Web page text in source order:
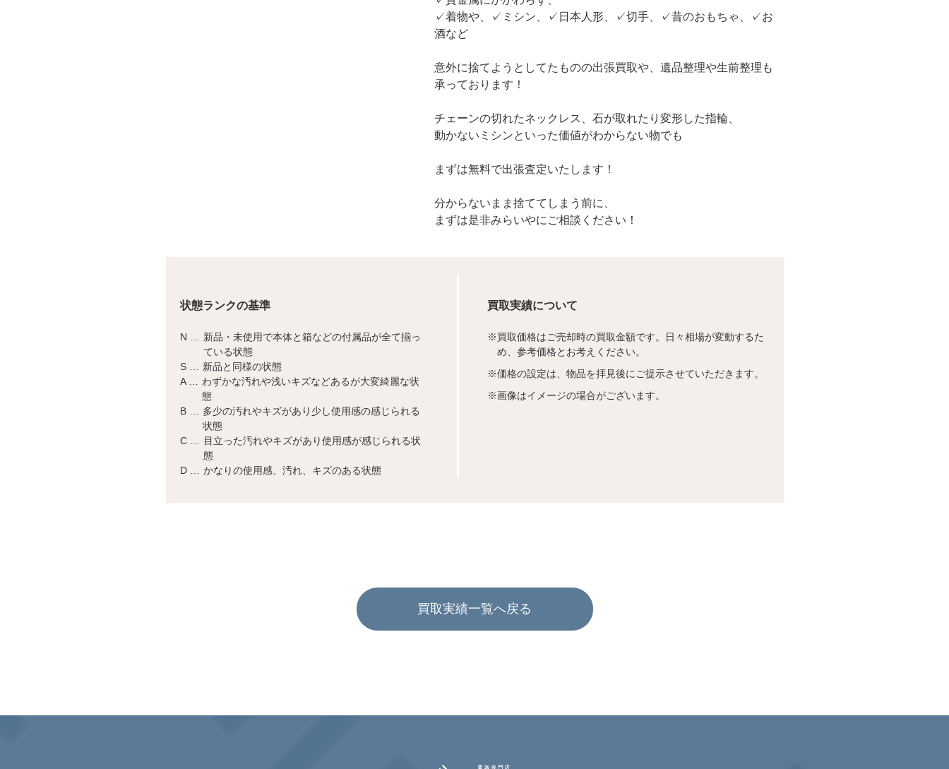
✓着物や、✓ミシン、✓日本人形、✓切手、✓昔のおもちゃ、✓お
酒など
意外に捨てようとしてたものの出張買取や、遺品整理や生前整理も
承っております！
チェーンの切れたネックレス、石が取れたり変形した指輪、
動かないミシンといった価値がわからない物でも
まずは無料で出張査定いたします！
分からないまま捨ててしまう前に、
まずは是非みらいやにご相談ください！
状態ランクの基準
N … 新品・未使用で本体と箱などの付属品が全て揃っ
ている状態
S … 新品と同様の状態
A … わずかな汚れや浅いキズなどあるが大変綺麗な状
態
B … 多少の汚れやキズがあり少し使用感の感じられる
状態
C … 目立った汚れやキズがあり使用感が感じられる状
態
D … かなりの使用感、汚れ、キズのある状態
買取実績について
※買取価格はご売却時の買取金額です。日々相場が変動するた
め、参考価格とお考えください。
※価格の設定は、物品を拝見後にご提示させていただきます。
※画像はイメージの場合がございます。
買取実績一覧へ戻る